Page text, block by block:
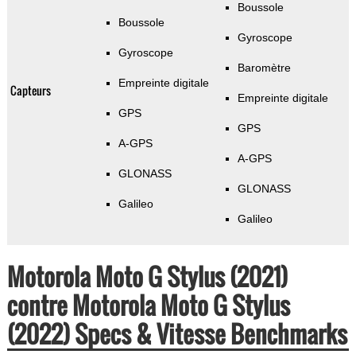
Capteurs
Boussole
Gyroscope
Empreinte digitale
GPS
A-GPS
GLONASS
Galileo
Boussole
Gyroscope
Baromètre
Empreinte digitale
GPS
A-GPS
GLONASS
Galileo
Motorola Moto G Stylus (2021)
contre Motorola Moto G Stylus
(2022) Specs & Vitesse Benchmarks